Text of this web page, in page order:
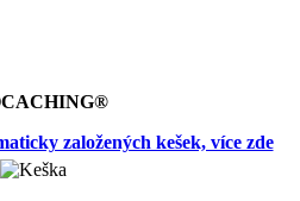
založených kešek, více zde